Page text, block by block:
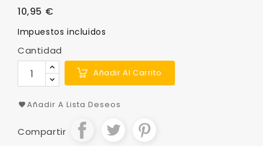
10,95 €
Impuestos incluidos
Cantidad
Añadir Al Carrito
Añadir A Lista Deseos
Compartir